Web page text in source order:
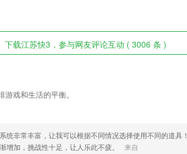
下载江苏快3，参与网友评论互动 ( 3006 条 )
戏和生活的平衡。
统非常丰富，让我可以根据不同情况选择使用不同的道具！
增加，挑战性十足，让人乐此不疲。
来自